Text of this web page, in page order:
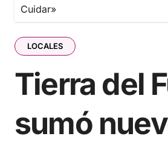
Cuidar»
LOCALES
Tierra del
sumó